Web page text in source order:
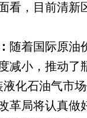
看，目前清新
随着国际原油
减小，推动了
化石油气市
局将认真做好